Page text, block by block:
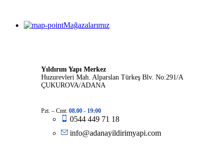
Mağazalarımız
Yıldırım Yapı Merkez
Huzurevleri Mah. Alparslan Türkeş Blv. No:291/A
ÇUKUROVA/ADANA
Pzt. – Cmt: 08.00 - 19:00
0544 449 71 18
info@adanayildirimyapi.com